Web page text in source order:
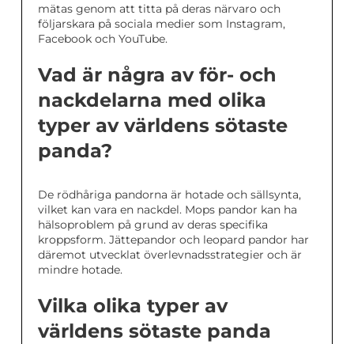
mätas genom att titta på deras närvaro och
följarskara på sociala medier som Instagram,
Facebook och YouTube.
Vad är några av för- och
nackdelarna med olika
typer av världens sötaste
panda?
De rödhåriga pandorna är hotade och sällsynta,
vilket kan vara en nackdel. Mops pandor kan ha
hälsoproblem på grund av deras specifika
kroppsform. Jättepandor och leopard pandor har
däremot utvecklat överlevnadsstrategier och är
mindre hotade.
Vilka olika typer av
världens sötaste panda